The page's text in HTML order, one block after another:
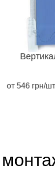
от 546 грн/